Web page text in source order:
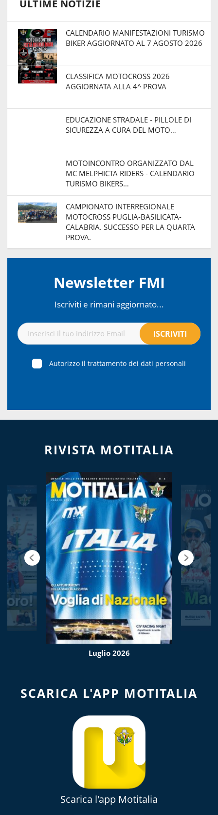
ULTIME NOTIZIE
CALENDARIO MANIFESTAZIONI TURISMO
BIKER AGGIORNATO AL 7 AGOSTO 2026
CLASSIFICA MOTOCROSS 2026
AGGIORNATA ALLA 4^ PROVA
EDUCAZIONE STRADALE - PILLOLE DI
SICUREZZA A CURA DEL MOTO…
MOTOINCONTRO ORGANIZZATO DAL
MC MELPHICTA RIDERS - CALENDARIO
TURISMO BIKERS…
CAMPIONATO INTERREGIONALE
MOTOCROSS PUGLIA-BASILICATA-
CALABRIA. SUCCESSO PER LA QUARTA
PROVA.
Newsletter FMI
Iscriviti e rimani aggiornato...
Autorizzo il trattamento dei dati personali
RIVISTA MOTITALIA
Luglio 2026
SCARICA L'APP MOTITALIA
Scarica l'app Motitalia